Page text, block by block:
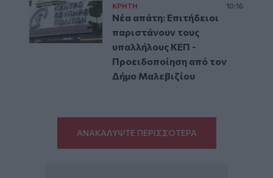
ΚΡΗΤΗ 10:16
Νέα απάτη: Επιτήδειοι
παριστάνουν τους
υπαλλήλους ΚΕΠ -
Προειδοποίηση από τον
Δήμο Μαλεβιζίου
ΑΝΑΚΑΛΥΨΤΕ ΠΕΡΙΣΣΟΤΕΡΑ